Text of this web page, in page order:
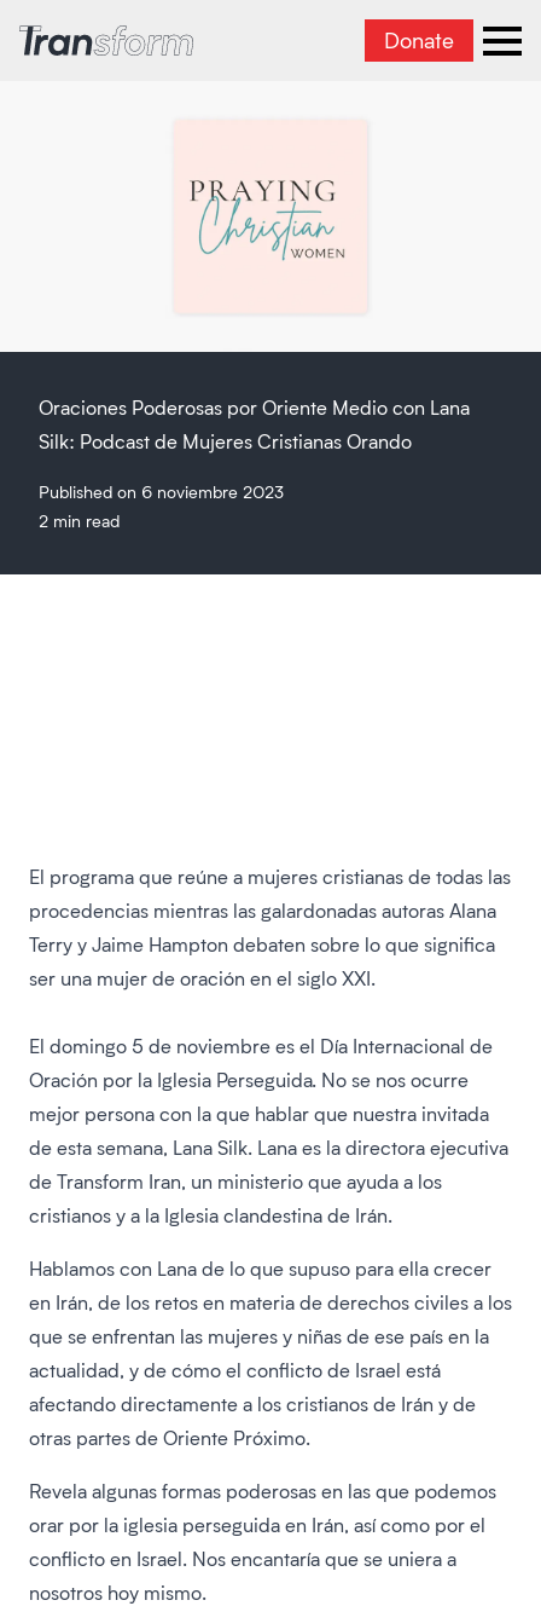
Transform Iran Donate
Oraciones Poderosas por Oriente Medio con Lana
Silk: Podcast de Mujeres Cristianas Orando
Published on 6 noviembre 2023
2 min read
El programa que reúne a mujeres cristianas de todas las
procedencias mientras las galardonadas autoras Alana
Terry y Jaime Hampton debaten sobre lo que significa
ser una mujer de oración en el siglo XXI.
El domingo 5 de noviembre es el Día Internacional de
Oración por la Iglesia Perseguida. No se nos ocurre
mejor persona con la que hablar que nuestra invitada
de esta semana, Lana Silk. Lana es la directora ejecutiva
de Transform Iran, un ministerio que ayuda a los
cristianos y a la Iglesia clandestina de Irán.
Hablamos con Lana de lo que supuso para ella crecer
en Irán, de los retos en materia de derechos civiles a los
que se enfrentan las mujeres y niñas de ese país en la
actualidad, y de cómo el conflicto de Israel está
afectando directamente a los cristianos de Irán y de
otras partes de Oriente Próximo.
Revela algunas formas poderosas en las que podemos
orar por la iglesia perseguida en Irán, así como por el
conflicto en Israel. Nos encantaría que se uniera a
nosotros hoy mismo.